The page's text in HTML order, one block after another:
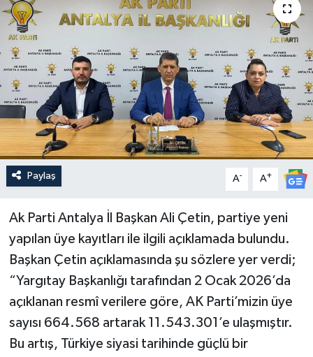
Paylaş A- A+
Ak Parti Antalya İl Başkan Ali Çetin, partiye yeni
yapılan üye kayıtları ile ilgili açıklamada bulundu.
Başkan Çetin açıklamasında şu sözlere yer verdi;
“Yargıtay Başkanlığı tarafından 2 Ocak 2026’da
açıklanan resmî verilere göre, AK Parti’mizin üye
sayısı 664.568 artarak 11.543.301’e ulaşmıştır.
Bu artış, Türkiye siyasi tarihinde güçlü bir
Güncel
Kültür & Sanat
Magazin
Resmi İlan
Sağlık & Yaşam